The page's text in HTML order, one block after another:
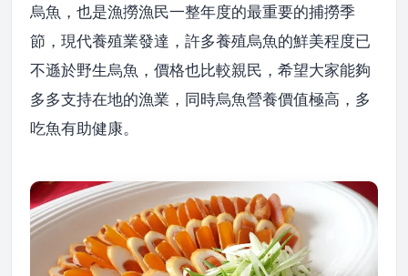
烏魚，也是漁撈漁民一整年度的最重要的捕撈季
節，現代養殖業發達，許多養殖烏魚的鮮美程度已
不遜於野生烏魚，價格也比較親民，希望大家能夠
多多支持在地的漁業，同時烏魚營養價值極高，多
吃魚有助健康。